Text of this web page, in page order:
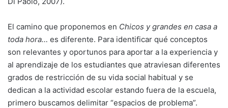
El camino que proponemos en Chicos y grandes en casa a
toda hora… es diferente. Para identificar qué conceptos
son relevantes y oportunos para aportar a la experiencia y
al aprendizaje de los estudiantes que atraviesan diferentes
grados de restricción de su vida social habitual y se
dedican a la actividad escolar estando fuera de la escuela,
primero buscamos delimitar “espacios de problema”.